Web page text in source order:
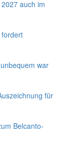
auch im
fordert
war
für
Belcanto-